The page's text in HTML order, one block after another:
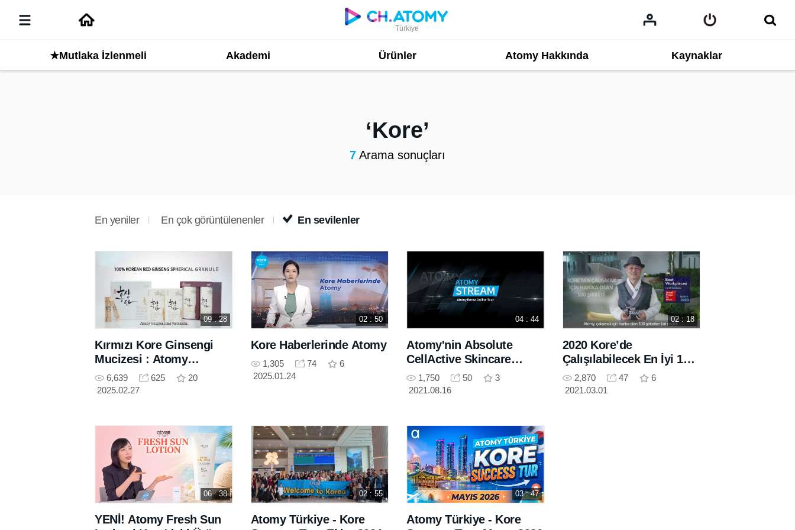
Türkiye
★Mutlaka İzlenmeli Akademi Ürünler Atomy Hakkında Kaynaklar
Kore
7 Arama sonuçları
En yeniler En çok görüntülenenler En sevilenler
09 : 28
Kırmızı Kore Ginsengi
Mucizesi : Atomy
Hongsamdan Ürün
Serüveni
6,639 625
20
2025.02.27
02 : 50
Kore Haberlerinde Atomy
1,305 74
6
2025.01.24
04 : 44
Atomy'nin Absolute
CellActive Skincare
ürünlerini üreten Kore
Kolmar Şirketinin online
1,750 50
3
2021.08.16
02 : 18
2020 Kore’de
Çalışılabilecek En İyi 100
Şirket Büyük Ödülü
2,870 47
6
2021.03.01
06 : 38
YENİ! Atomy Fresh Sun
02 : 55
Atomy Türkiye - Kore
03 : 47
Atomy Türkiye - Kore